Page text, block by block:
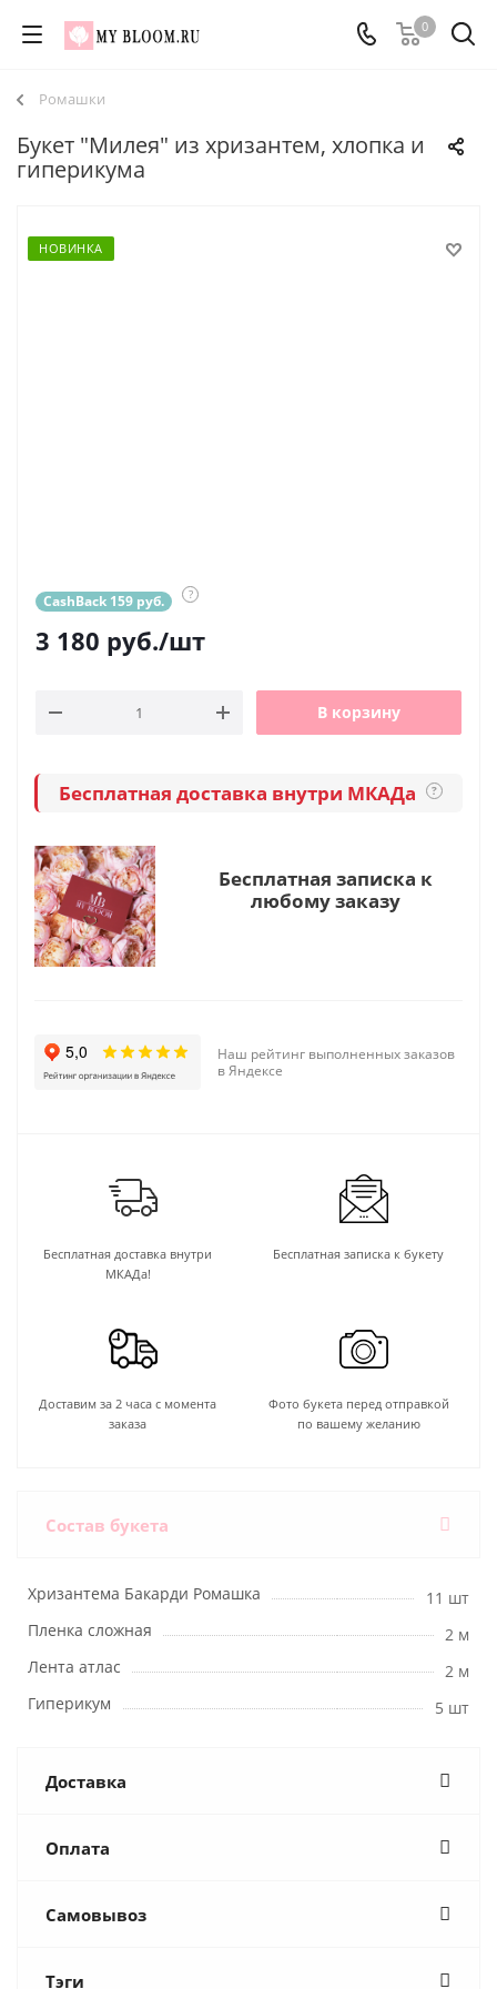
0
Ромашки
Букет "Милея" из хризантем, хлопка и
гиперикума
НОВИНКА
CashBack 159 руб. ?
3 180 руб./шт
В корзину
Бесплатная доставка внутри МКАДа ?
Бесплатная записка к
любому заказу
Наш рейтинг выполненных заказов
в Яндексе
Бесплатная доставка внутри
МКАДа!
Бесплатная записка к букету
Доставим за 2 часа с момента
заказа
Фото букета перед отправкой
по вашему желанию
Состав букета
Хризантема Бакарди Ромашка
11 шт
Пленка сложная
2 м
Лента атлас
2 м
Гиперикум
5 шт
Доставка
Оплата
Самовывоз
Тэги